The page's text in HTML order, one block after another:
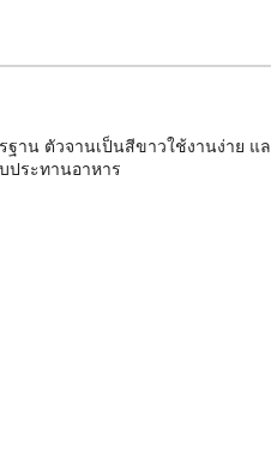
ฐาน ตัวจานเป็นสีขาวใช้งานง่า
ประทานอาหาร